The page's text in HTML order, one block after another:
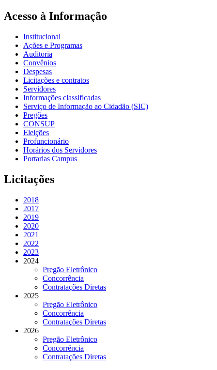
Acesso à Informação
Institucional
Ações e Programas
Auditoria
Convênios
Despesas
Licitações e contratos
Servidores
Informações classificadas
Serviço de Informação ao Cidadão (SIC)
Pregões
CONSUP
Eleições
Profuncionário
Horários dos Servidores
Portarias Campus
Licitações
2018
2017
2019
2020
2021
2022
2023
2024
Pregão Eletrônico
Concorrência
Contratações Diretas
2025
Pregão Eletrônico
Concorrência
Contratações Diretas
2026
Pregão Eletrônico
Concorrência
Contratações Diretas